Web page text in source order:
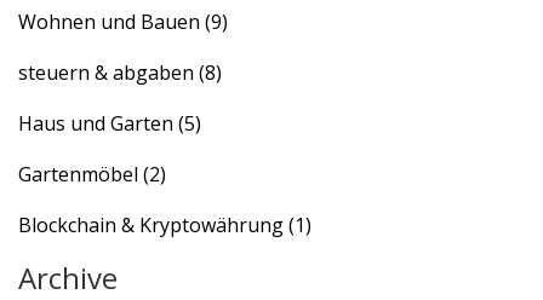
Wohnen und Bauen (9)
steuern & abgaben (8)
Haus und Garten (5)
Gartenmöbel (2)
Blockchain & Kryptowährung(1)
Archive